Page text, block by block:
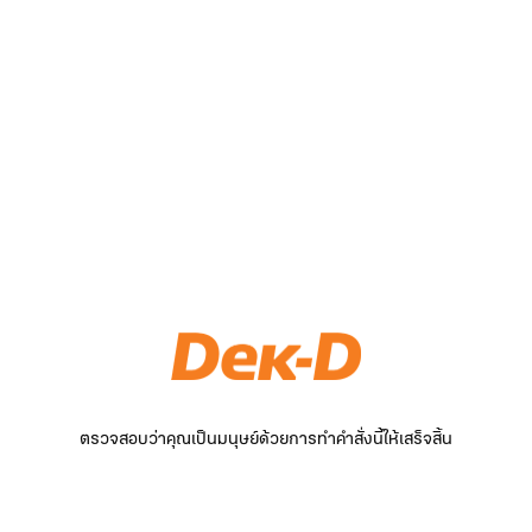
ตรวจสอบว่าคุณเป็นมนุษย์ด้วยการทำคำสั่งนี้ให้เสร็จสิ้น